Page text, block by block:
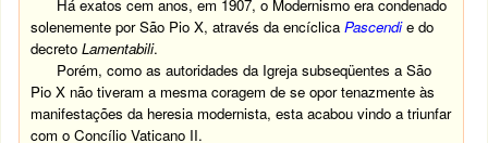
Há exatos cem anos, em 1907, o Modernismo era condenado
solenemente por São Pio X, através da encíclicaPascendie do
decretoLamentabili.
Porém, como as autoridades da Igreja subseqüentes a São
Pio X não tiveram a mesma coragem de se opor tenazmente às
manifestações da heresia modernista, esta acabou vindo a triunfar
com o Concílio Vaticano II.